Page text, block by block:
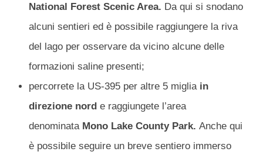
National Forest Scenic Area. Da qui si snodano
alcuni sentieri ed è possibile raggiungere la riva
del lago per osservare da vicino alcune delle
formazioni saline presenti;
percorrete la US-395 per altre 5 miglia in
direzione norde raggiungete l’area
denominata Mono Lake County Park. Anche qui
è possibile seguire un breve sentiero immerso